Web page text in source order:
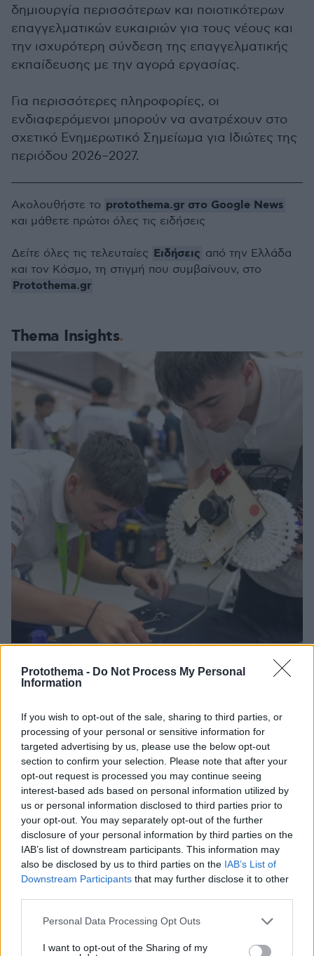
Protothema - Do Not Process My Personal
Information
If you wish to opt-out of the sale, sharing to third parties, or
processing of your personal or sensitive information for
targeted advertising by us, please use the below opt-out
section to confirm your selection. Please note that after your
opt-out request is processed you may continue seeing
interest-based ads based on personal information utilized by
us or personal information disclosed to third parties prior to
your opt-out. You may separately opt-out of the further
disclosure of your personal information by third parties on the
IAB’s list of downstream participants. This information may
also be disclosed by us to third parties on the IAB’s List of
Downstream Participants that may further disclose it to other
Please note that this website/app uses one or more Google
not limited to your visit or usage behaviour. You may click to
Personal Data Processing Opt Outs
I want to opt-out of the Sharing of my
δημιουργία περισσότερων και ποιοτικότερων
επαγγελματικών ευκαιριών για τους νέους και
την ισχυρότερη σύνδεση της επαγγελματικής
εκπαίδευσης με την αγορά εργασίας.
Για περισσότερες πληροφορίες, οι
ενδιαφερόμενοι μπορούν να ανατρέχουν στο
σχετικό Ενημερωτικό Σημείωμα για Ιδιώτες της
περιόδου 2026–2027.
Thema Insights
Πώς μια απλή ιδέα εξελίχθηκε σε κορυφαίο θεσμό
ρομποτικής στην Ελλάδα
Από μαθητής, φοιτητής σε άλλη πόλη!
06.08.2026, 10:52
Επαγγελματική Εκπαίδευση & Εξειδίκευση: Το Mοντέλο που
σε Bάζει στην Aγορά Eργασίας
26.07.2026, 09:54
Ακολουθήστε το protothema.gr στο Google News
και μάθετε πρώτοι όλες τις ειδήσεις
Δείτε όλες τις τελευταίες Ειδήσεις από την Ελλάδα
και τον Κόσμο, τη στιγμή που συμβαίνουν, στο
Protothema.gr
ΡΟΗ ΕΙΔΗΣΕΩΝ
Ειδήσεις Δημοφιλή Σχολιασμένα
Η καλή υγεία ξεκινάει από το στόμα- 5 πράγματα που θα